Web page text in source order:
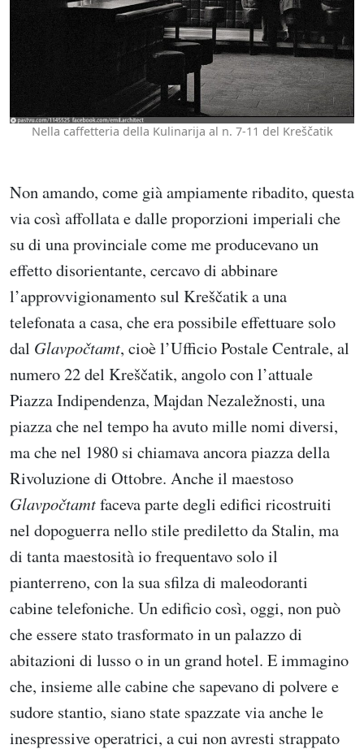
Nella caffetteria della Kulinarija al n. 7-11 del Kreščatik
Non amando, come già ampiamente ribadito, questa
via così affollata e dalle proporzioni imperiali che
su di una provinciale come me producevano un
effetto disorientante, cercavo di abbinare
l’approvvigionamento sul Kreščatik a una
telefonata a casa, che era possibile effettuare solo
dal Glavpočtamt, cioè l’Ufficio Postale Centrale, al
numero 22 del Kreščatik, angolo con l’attuale
Piazza Indipendenza, Majdan Nezaležnosti, una
piazza che nel tempo ha avuto mille nomi diversi,
ma che nel 1980 si chiamava ancora piazza della
Rivoluzione di Ottobre. Anche il maestoso
Glavpočtamtfaceva parte degli edifici ricostruiti
nel dopoguerra nello stile prediletto da Stalin, ma
di tanta maestosità io frequentavo solo il
pianterreno, con la sua sfilza di maleodoranti
cabine telefoniche. Un edificio così, oggi, non può
che essere stato trasformato in un palazzo di
abitazioni di lusso o in un grand hotel. E immagino
che, insieme alle cabine che sapevano di polvere e
sudore stantio, siano state spazzate via anche le
inespressive operatrici, a cui non avresti strappato